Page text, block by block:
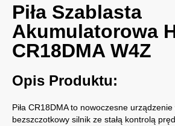
Piła Szablasta
Akumulatorowa
CR18DMA W4Z
Opis Produktu:
Piła CR18DMA to nowoczesne
bezszczotkowy silnik ze stałą kontrolą